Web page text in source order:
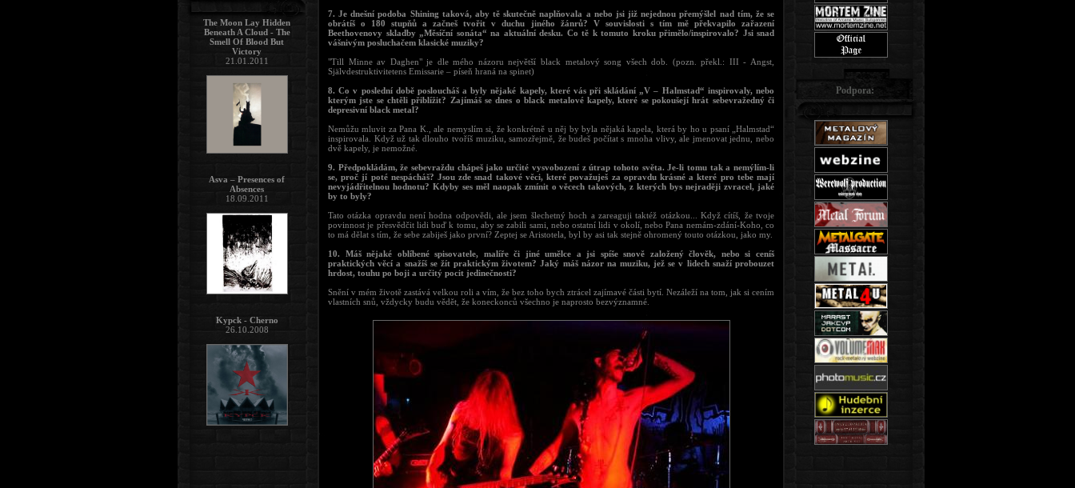
7. Je dnešní podoba Shining taková, aby tě skutečně naplňovala a nebo jsi již nejednou přemýšlel nad tím, že se
obrátíš o 180 stupňů a začneš tvořit v duchu jiného žánrů? V souvislosti s tím mě překvapilo zařazení
Beethovenovy skladby „Měsíční sonáta“ na aktuální desku. Co tě k tomuto kroku přimělo/inspirovalo? Jsi snad
vášnivým posluchačem klasické muziky?
"Till Minne av Daghen" je dle mého názoru největší black metalový song všech dob. (pozn. překl.: III - Angst,
Självdestruktivitetens Emissarie – píseň hraná na spinet)
8. Co v poslední době posloucháš a byly nějaké kapely, které vás při skládání „V – Halmstad“ inspirovaly, nebo
kterým jste se chtěli přiblížit? Zajímáš se dnes o black metalové kapely, které se pokoušejí hrát sebevražedný či
depresivní black metal?
Nemůžu mluvit za Pana K., ale nemyslím si, že konkrétně u něj by byla nějaká kapela, která by ho u psaní „Halmstad“
inspirovala. Když už tak dlouho tvoříš muziku, samozřejmě, že budeš počítat s mnoha vlivy, ale jmenovat jednu, nebo
dvě kapely, je nemožné.
9. Předpokládám, že sebevraždu chápeš jako určité vysvobození z útrap tohoto světa. Je-li tomu tak a nemýlím-li
se, proč jí poté nespácháš? Jsou zde snad takové věci, které považuješ za opravdu krásné a které pro tebe mají
nevyjádřitelnou hodnotu? Kdyby ses měl naopak zmínit o věcech takových, z kterých bys nejraději zvracel, jaké
by to byly?
Tato otázka opravdu není hodna odpovědi, ale jsem šlechetný hoch a zareaguji taktéž otázkou... Když cítíš, že tvoje
povinnost je přesvědčit lidi buď k tomu, aby se zabili sami, nebo ostatní lidi v okolí, nebo Pana nemám-zdání-Koho, co
to má dělat s tím, že sebe zabiješ jako první? Zeptej se Aristotela, byl by asi tak stejně ohromený touto otázkou, jako my.
10. Máš nějaké oblíbené spisovatele, malíře či jiné umělce a jsi spíše snově založený člověk, nebo si ceníš
praktických věcí a snažíš se žít praktickým životem? Jaký máš názor na muziku, jež se v lidech snaží probouzet
hrdost, touhu po boji a určitý pocit jedinečnosti?
Snění v mém životě zastává velkou roli a vím, že bez toho bych ztrácel zajímavé části bytí. Nezáleží na tom, jak si cením
vlastních snů, vždycky budu vědět, že koneckonců všechno je naprosto bezvýznamné.
The Moon Lay Hidden
Beneath A Cloud - The
Smell Of Blood But
Victory
21.01.2011
Asva – Presences of
Absences
18.09.2011
Kypck - Cherno
26.10.2008
Podpora: